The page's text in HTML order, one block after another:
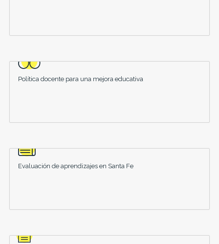
Política docente para una mejora educativa
Evaluación de aprendizajes en Santa Fe